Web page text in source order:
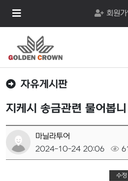
메
회원
자유게시판
지케시 송금관련 물어봅니
마닐라투어
2024-10-24 20:06
수정